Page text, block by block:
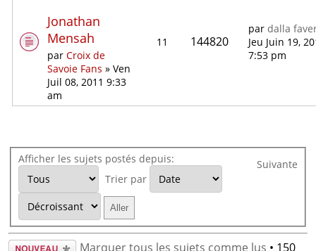
Jonathan
Mensah
parCroix de
Savoie Fans » Ven
Juil 08, 2011 9:33
am
11 144820
pardalla
Jeu Juin 19,
7:53 pm
Suivante
Afficher les sujets postés depuis:
Trier par
Écrire un
Marquer tous les sujets comme lus • 150